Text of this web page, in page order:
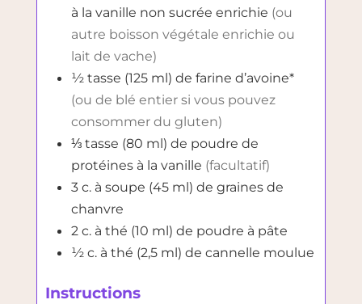
à la vanille non sucrée enrichie (ou
autre boisson végétale enrichie ou
lait de vache)
½ tasse (125 ml) de farine d’avoine*
(ou de blé entier si vous pouvez
consommer du gluten)
⅓ tasse (80 ml) de poudre de
protéines à la vanille (facultatif)
3 c. à soupe (45 ml) de graines de
chanvre
2 c. à thé (10 ml) de poudre à pâte
½ c. à thé (2,5 ml) de cannelle moulue
Instructions